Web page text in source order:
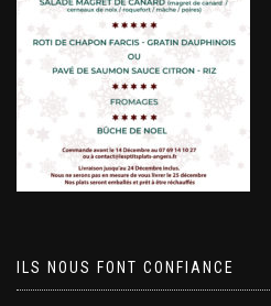
ILS NOUS FONT CONFIANCE